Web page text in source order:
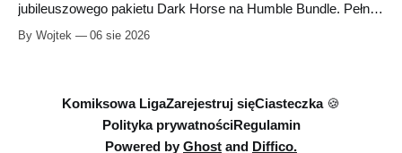
jubileuszowego pakietu Dark Horse na Humble Bundle. Pełny
euro. Oferta kończy się 13 sierpnia.
By Wojtek 06 sie 2026
Komiksowa LigaZarejestruj sięCiasteczka 🍪
Polityka prywatnościRegulamin
Powered by Ghost and Diffico.